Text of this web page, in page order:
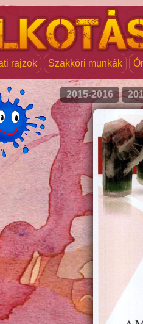
rajzok Szakköri munkák
2015-2016